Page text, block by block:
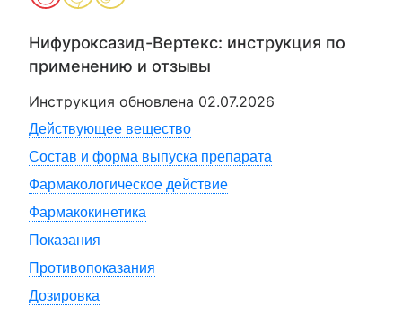
Нифуроксазид-Вертекс: инструкция по
применению и отзывы
Инструкция обновлена 02.07.2026
Действующее вещество
Состав и форма выпуска препарата
Фармакологическое действие
Фармакокинетика
Показания
Противопоказания
Дозировка